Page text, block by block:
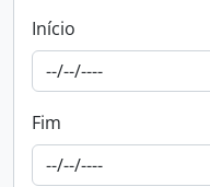
Início
Fim